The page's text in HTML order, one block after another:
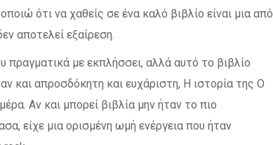
ότι να χαθείς σε ένα καλό βιβλίο είναι μια από
αποτελεί εξαίρεση.
πραγματικά με εκπλήσσει, αλλά αυτό το βιβλίο
και απροσδόκητη και ευχάριστη, Η ιστορία της Ο
Αν και μπορεί βιβλία μην ήταν το πιο
είχε μια ορισμένη ωμή ενέργεια που ήταν